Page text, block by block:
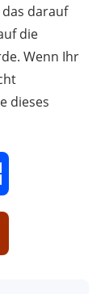
darauf
die
Wenn Ihr
dieses